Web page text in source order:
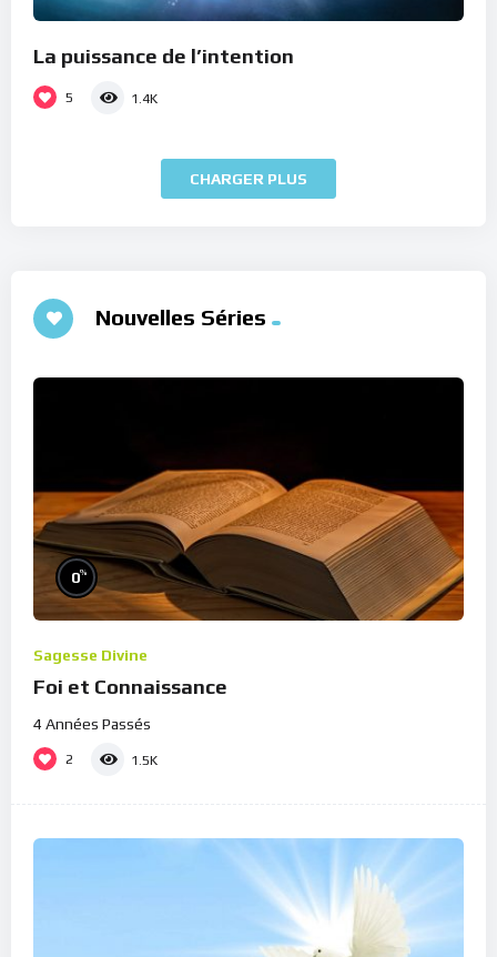
La puissance de l’intention
5 1.4K
CHARGER PLUS
Nouvelles Séries
0%
Sagesse Divine
Foi et Connaissance
4 Années Passés
2 1.5K